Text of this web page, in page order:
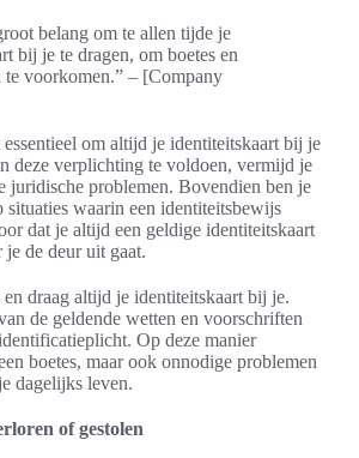
belang om te allen tijde je
bij je te dragen, om boetes en
te voorkomen.” – [Company
om altijd je identiteitskaart bij je
deze verplichting te voldoen, vermijd je
juridische problemen. Bovendien ben je
waarin een identiteitsbewijs
dat je altijd een geldige identiteitskaart
je de deur uit gaat.
en draag altijd je identiteitskaart bij je.
de geldende wetten en voorschriften
Op deze manier
boetes, maar ook onnodige problemen
dagelijks leven.
of gestolen